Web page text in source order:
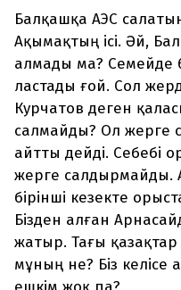
Балқашқа АЭС
Ақымақтың ісі. Әй,
алмады ма? Семейде
ластады ғой. Сол
Курчатов деген
салмайды? Ол жерге
айтты дейді. Себебі
жерге салдырмайды.
бірінші кезекте
Бізден алған
жатыр. Тағы
мұның не? Біз